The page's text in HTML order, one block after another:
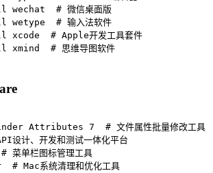
wechat # 微信桌面版
wetype # 输入法软件
xcode # Apple开发工具套件
xmind # 思维导图软件
Attributes 7 # 文件属性批量修改工具
设计、开发和测试一体化平台
# 菜单栏图标管理工具
# Mac系统清理和优化工具